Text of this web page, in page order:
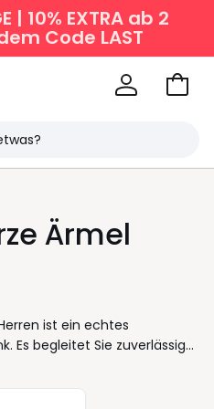
| 10% EXTRA ab 2
Code LAST
Zum
Ärmel
ist ein echtes
Es begleitet Sie zuverlässig
immer mit der
und entspannt. Sein klarer
während der Kragen